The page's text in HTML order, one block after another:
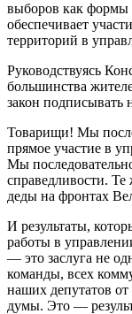
выборов как формы
обеспечивает
территорий в
Руководствуясь
большинства
закон подписывать
Товарищи! Мы
прямое участие в
Мы
справедливости.
деды на фронтах
И результаты,
работы в
— это заслуга не
команды, всех
наших депутатов от
думы. Это —